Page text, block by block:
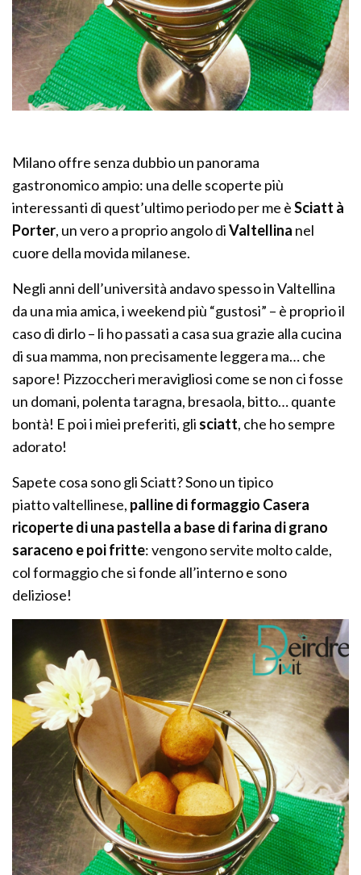
Milano offre senza dubbio un panorama
gastronomico ampio: una delle scoperte più
interessanti di quest’ultimo periodo per me èSciatt à
Porter, un vero a proprio angolo diValtellina nel
cuore della movida milanese.
Negli anni dell’università andavo spesso in Valtellina
da una mia amica, i weekend più “gustosi” – è proprio il
caso di dirlo – li ho passati a casa sua grazie alla cucina
di sua mamma, non precisamente leggera ma… che
sapore! Pizzoccheri meravigliosi come se non ci fosse
un domani, polenta taragna, bresaola, bitto… quante
bontà! E poi i miei preferiti, gli sciatt, che ho sempre
adorato!
Sapete cosa sono gli Sciatt? Sono un tipico
piatto valtellinese, palline di formaggio Casera
ricoperte di una pastella a base di farina di grano
saraceno e poi fritte: vengono servite molto calde,
col formaggio che si fonde all’interno e sono
deliziose!